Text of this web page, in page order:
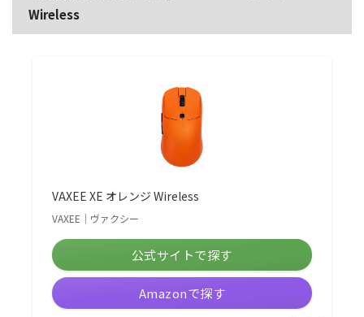
Wireless
VAXEE XE オレンジ Wireless
VAXEE｜ヴァクシー
公式サイトで探す
Amazonで探す